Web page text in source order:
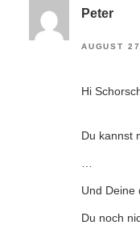
Peter
AUGUST
Hi
Du kannst
Und Deine
Du noch